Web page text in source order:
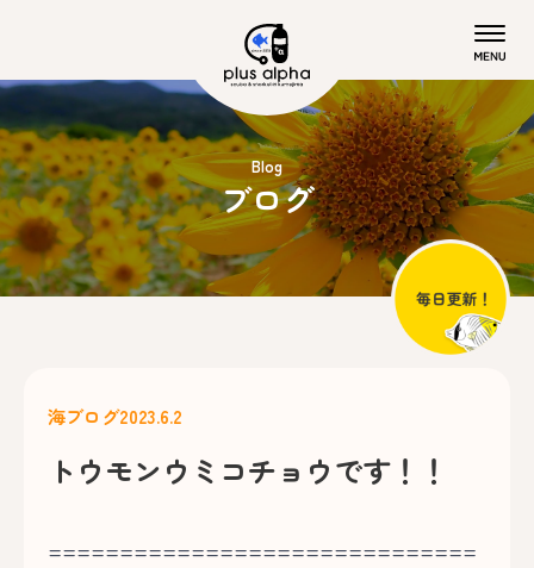
Blog
ブログ
海ブログ2023.6.2
トウモンウミコチョウです！！
==============================